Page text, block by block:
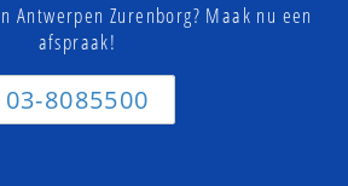
Antwerpen Zurenborg? Maak nu een
afspraak!
03-8085500